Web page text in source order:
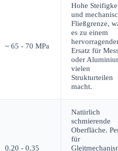
~ 65 - 70 MPa
Hohe
und
Fließgrenze,
es zu einem
Ersatz für
oder
vielen
Strukturteilen
macht.
0.20 - 0.35
Natürlich
schmierende
Oberfläche.
für